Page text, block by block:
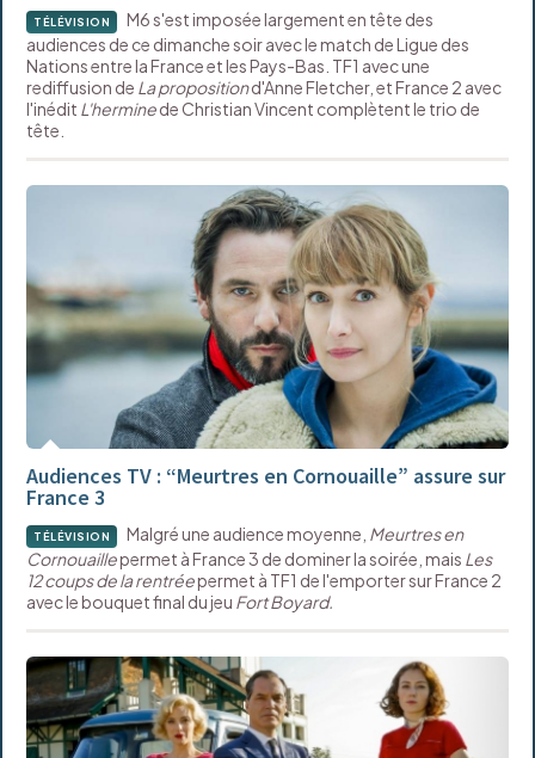
TÉLÉVISION
M6 s'est imposée largement en tête des
audiences de ce dimanche soir avec le match de Ligue des
Nations entre la France et les Pays-Bas. TF1 avec une
rediffusion de La propositiond'Anne Fletcher, et France 2 avec
l'inédit L'herminede Christian Vincent complètent le trio de
tête.
Audiences TV : “Meurtres en Cornouaille” assure sur
France 3
TÉLÉVISION Malgré une audience moyenne, Meurtres en
Cornouaillepermet à France 3 de dominer la soirée, mais Les
12 coups de la rentréepermet à TF1 de l'emporter sur France 2
avec le bouquet final du jeu Fort Boyard.